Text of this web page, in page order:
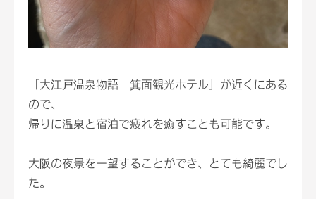
「大江戸温泉物語 箕面観光ホテル」が近くにある
ので、
帰りに温泉と宿泊で疲れを癒すことも可能です。
大阪の夜景を一望することができ、とても綺麗でし
た。